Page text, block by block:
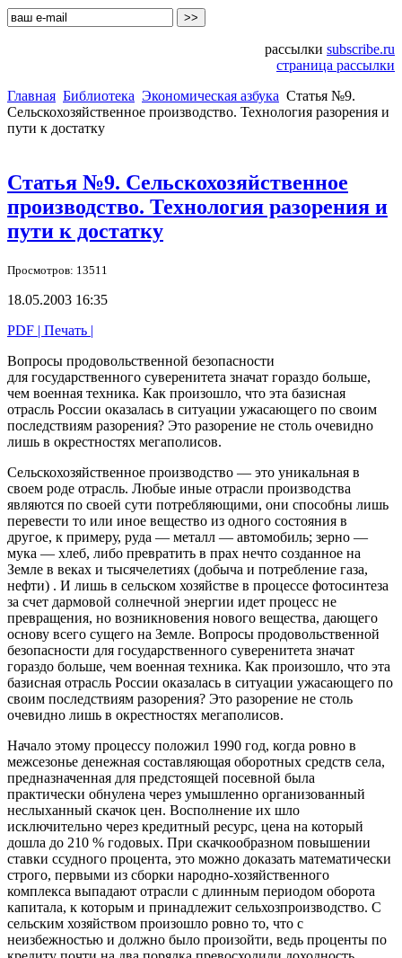
рассылки subscribe.ru
страница рассылки
Главная Библиотека Экономическая азбука Статья №9.
Сельскохозяйственное производство. Технология разорения и
пути к достатку
Статья №9. Сельскохозяйственное
производство. Технология разорения и
пути к достатку
Просмотров: 13511
18.05.2003 16:35
PDF | Печать |
Вопросы продовольственной безопасности
для государственного суверенитета значат гораздо больше,
чем военная техника. Как произошло, что эта базисная
отрасль России оказалась в ситуации ужасающего по своим
последствиям разорения? Это разорение не столь очевидно
лишь в окрестностях мегаполисов.
Сельскохозяйственное производство — это уникальная в
своем роде отрасль. Любые иные отрасли производства
являются по своей сути потребляющими, они способны лишь
перевести то или иное вещество из одного состояния в
другое, к примеру, руда — металл — автомобиль; зерно —
мука — хлеб, либо превратить в прах нечто созданное на
Земле в веках и тысячелетиях (добыча и потребление газа,
нефти) . И лишь в сельском хозяйстве в процессе фотосинтеза
за счет дармовой солнечной энергии идет процесс не
превращения, но возникновения нового вещества, дающего
основу всего сущего на Земле. Вопросы продовольственной
безопасности для государственного суверенитета значат
гораздо больше, чем военная техника. Как произошло, что эта
базисная отрасль России оказалась в ситуации ужасающего по
своим последствиям разорения? Это разорение не столь
очевидно лишь в окрестностях мегаполисов.
Начало этому процессу положил 1990 год, когда ровно в
межсезонье денежная составляющая оборотных средств села,
предназначенная для предстоящей посевной была
практически обнулена через умышленно организованный
неслыханный скачок цен. Восполнение их шло
исключительно через кредитный ресурс, цена на который
дошла до 210 % годовых. При скачкообразном повышении
ставки ссудного процента, это можно доказать математически
строго, первыми из сборки народно-хозяйственного
комплекса выпадают отрасли с длинным периодом оборота
капитала, к которым и принадлежит сельхозпроизводство. С
сельским хозяйством произошло ровно то, что с
неизбежностью и должно было произойти, ведь проценты по